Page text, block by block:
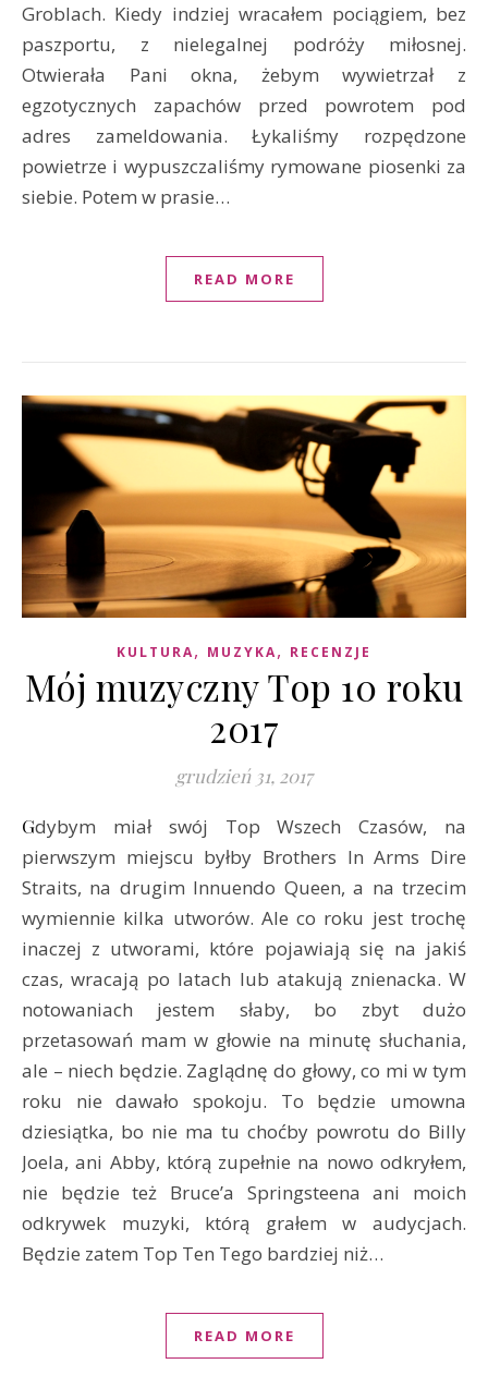
Groblach. Kiedy indziej wracałem pociągiem, bez
paszportu, z nielegalnej podróży miłosnej.
Otwierała Pani okna, żebym wywietrzał z
egzotycznych zapachów przed powrotem pod
adres zameldowania. Łykaliśmy rozpędzone
powietrze i wypuszczaliśmy rymowane piosenki za
siebie. Potem w prasie…
READ MORE
KULTURA, MUZYKA, RECENZJE
Mój muzyczny Top 10 roku
2017
grudzień 31, 2017
Gdybym miał swój Top Wszech Czasów, na
pierwszym miejscu byłby Brothers In Arms Dire
Straits, na drugim Innuendo Queen, a na trzecim
wymiennie kilka utworów. Ale co roku jest trochę
inaczej z utworami, które pojawiają się na jakiś
czas, wracają po latach lub atakują znienacka. W
notowaniach jestem słaby, bo zbyt dużo
przetasowań mam w głowie na minutę słuchania,
ale – niech będzie. Zaglądnę do głowy, co mi w tym
roku nie dawało spokoju. To będzie umowna
dziesiątka, bo nie ma tu choćby powrotu do Billy
Joela, ani Abby, którą zupełnie na nowo odkryłem,
nie będzie też Bruce’a Springsteena ani moich
odkrywek muzyki, którą grałem w audycjach.
Będzie zatem Top Ten Tego bardziej niż…
READ MORE